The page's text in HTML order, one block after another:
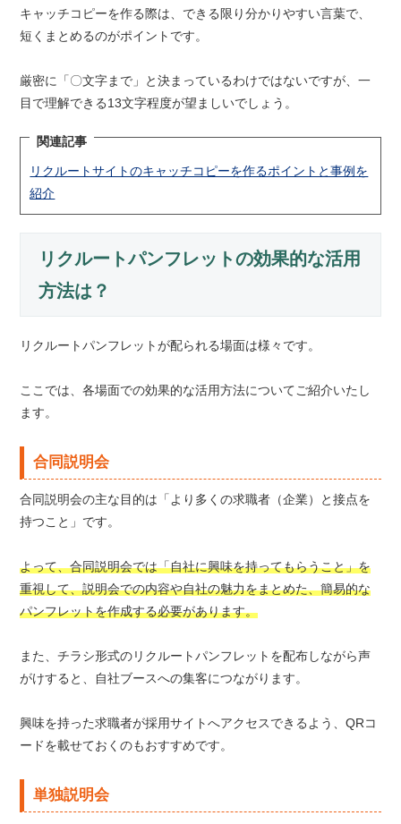
キャッチコピーを作る際は、できる限り分かりやすい言葉で、
短くまとめるのがポイントです。
厳密に「〇文字まで」と決まっているわけではないですが、一
目で理解できる13文字程度が望ましいでしょう。
関連記事
リクルートサイトのキャッチコピーを作るポイントと事例を
紹介
リクルートパンフレットの効果的な活用
方法は？
リクルートパンフレットが配られる場面は様々です。
ここでは、各場面での効果的な活用方法についてご紹介いたし
ます。
合同説明会
合同説明会の主な目的は「より多くの求職者（企業）と接点を
持つこと」です。
よって、合同説明会では「自社に興味を持ってもらうこと」を
重視して、説明会での内容や自社の魅力をまとめた、簡易的な
パンフレットを作成する必要があります。
また、チラシ形式のリクルートパンフレットを配布しながら声
がけすると、自社ブースへの集客につながります。
興味を持った求職者が採用サイトへアクセスできるよう、QRコ
ードを載せておくのもおすすめです。
単独説明会